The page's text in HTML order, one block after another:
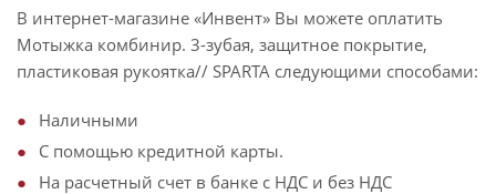
В интернет-магазине «Инвент» Вы можете оплатить
Мотыжка комбинир. 3-зубая, защитное покрытие,
пластиковая рукоятка// SPARTA следующими способами:
Наличными
С помощью кредитной карты.
На расчетный счет в банке с НДС и без НДС